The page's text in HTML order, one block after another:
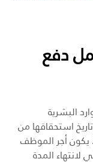
دفع
البشرية
استحقاقها من
يكون أجر الموظف
لانتهاء المدة